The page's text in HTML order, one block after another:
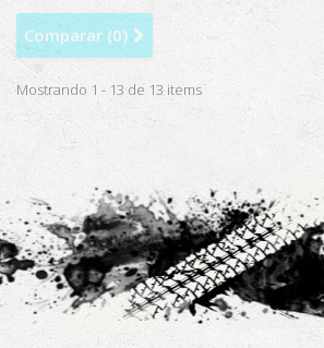
Comparar (0)
Mostrando 1 - 13 de 13 items